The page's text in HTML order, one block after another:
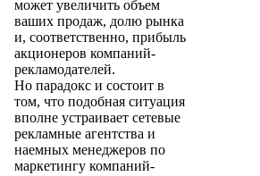
может увеличить объем
ваших продаж, долю рынка
и, соответственно, прибыль
акционеров компаний-
рекламодателей.
Но парадокс и состоит в
том, что подобная ситуация
вполне устраивает сетевые
рекламные агентства и
наемных менеджеров по
маркетингу компаний-